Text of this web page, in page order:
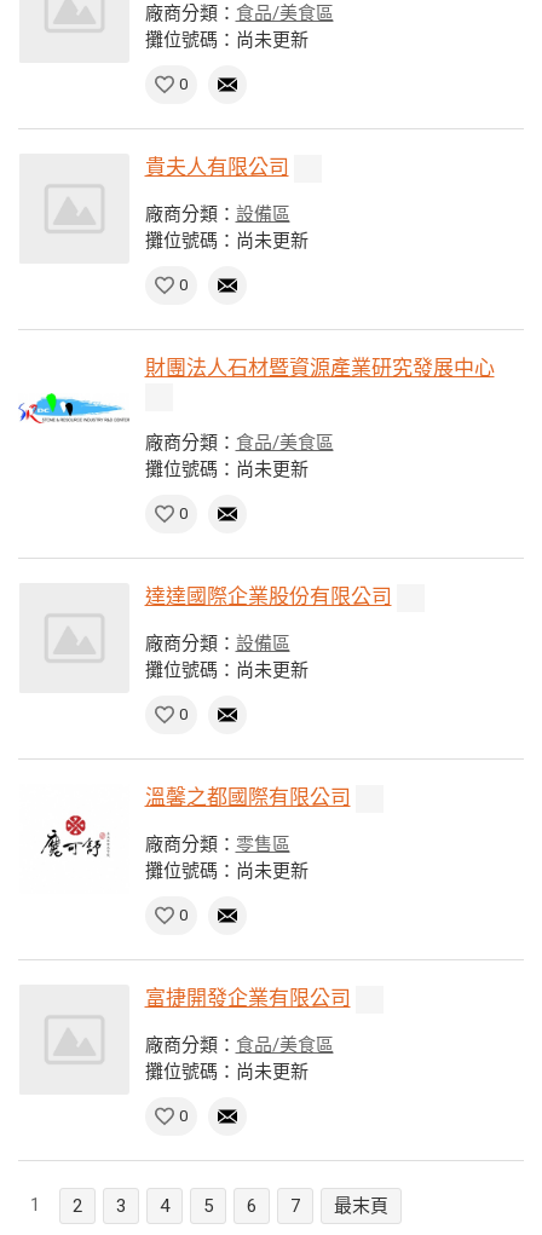
廠商分類： 食品/美食區
攤位號碼：尚未更新
0
貴夫人有限公司
廠商分類： 設備區
攤位號碼：尚未更新
0
財團法人石材暨資源產業研究發展中心
廠商分類： 食品/美食區
攤位號碼：尚未更新
0
達達國際企業股份有限公司
廠商分類： 設備區
攤位號碼：尚未更新
0
溫馨之都國際有限公司
廠商分類： 零售區
攤位號碼：尚未更新
0
富捷開發企業有限公司
廠商分類： 食品/美食區
攤位號碼：尚未更新
0
1 2 3 4 5 6 7 最末頁